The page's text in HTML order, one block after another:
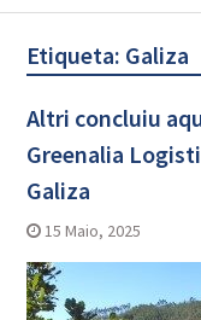
Etiqueta: Galiza
Altri concluiu
Greenalia
Galiza
15 Maio, 2025